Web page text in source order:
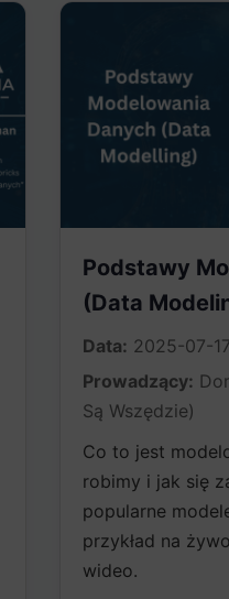
Podstawy
(Data
Data: 2025-07-17
Prowadzący:
Są Wszędzie)
Co to jest
robimy i jak się
popularne
przykład na
wideo.